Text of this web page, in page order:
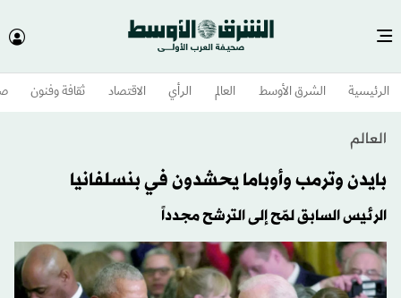
الرئيسية الشرق الأوسط​ العالم الرأي الاقتصاد ثقافة وفنون
العالم
بايدن وترمب وأوباما يحشدون في بنسلفانيا
الرئيس السابق لمّح إلى الترشح مجدداً